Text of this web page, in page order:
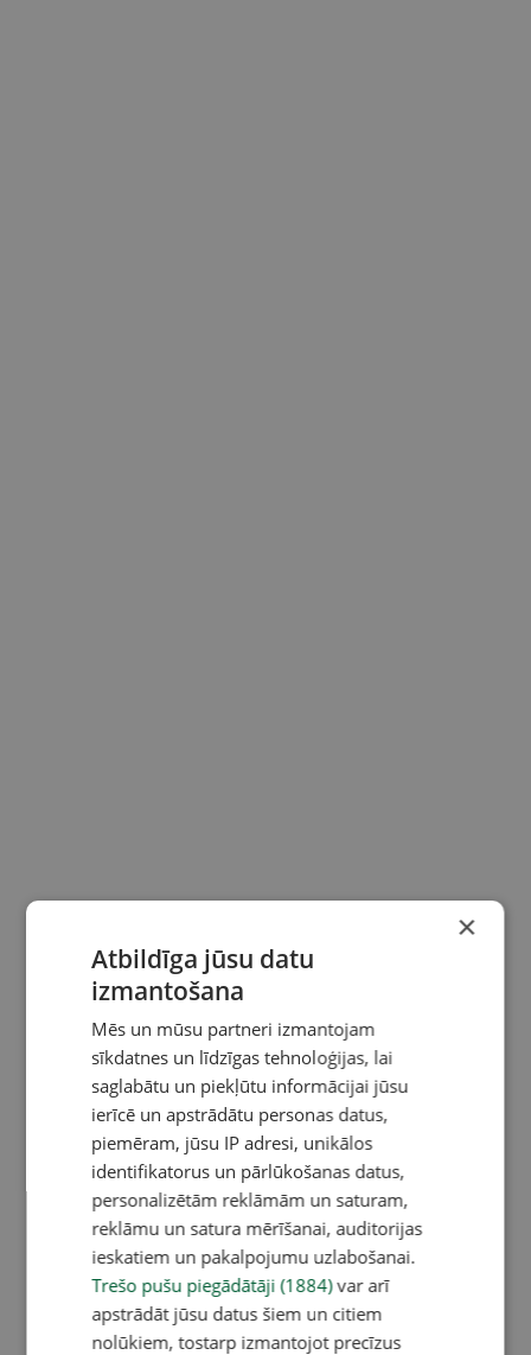
×
Atbildīga jūsu datu
izmantošana
Mēs un mūsu partneri izmantojam
sīkdatnes un līdzīgas tehnoloģijas, lai
saglabātu un piekļūtu informācijai jūsu
ierīcē un apstrādātu personas datus,
piemēram, jūsu IP adresi, unikālos
identifikatorus un pārlūkošanas datus,
personalizētām reklāmām un saturam,
reklāmu un satura mērīšanai, auditorijas
ieskatiem un pakalpojumu uzlabošanai.
Trešo pušu piegādātāji (1884)var arī
apstrādāt jūsu datus šiem un citiem
nolūkiem, tostarp izmantojot precīzus